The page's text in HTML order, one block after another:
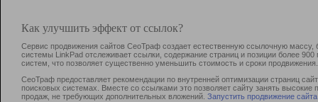
Как улучшить эффект от ссылок?
Сервис продвижения сайтов СеоТраф создает естественную ссылочную
системы LinkPad отслеживает ссылки, содержание страниц и позиции более
систем, что позволяет существенно уменьшить стоимость и сроки продвижения.
СеоТраф предоставляет рекомендации по внутренней оптимизации страниц
поисковых системах. Вместе со ссылками это позволяет сайту занять
продаж, не требующих дополнительных вложений. Запустить продвижение сайта